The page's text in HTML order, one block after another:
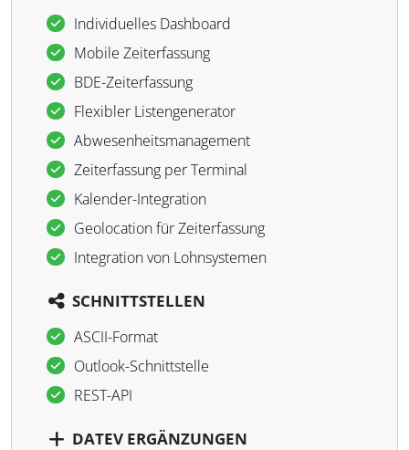
Individuelles Dashboard
Mobile Zeiterfassung
BDE-Zeiterfassung
Flexibler Listengenerator
Abwesenheitsmanagement
Zeiterfassung per Terminal
Kalender-Integration
Geolocation für Zeiterfassung
Integration von Lohnsystemen
SCHNITTSTELLEN
ASCII-Format
Outlook-Schnittstelle
REST-API
DATEV ERGÄNZUNGEN